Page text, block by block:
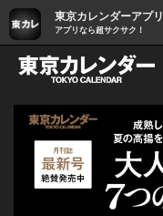
東京カレンダーアプリ
アプリなら超サクサク！